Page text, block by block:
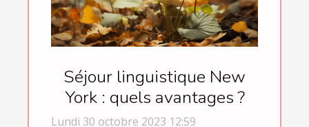
Séjour linguistique New
York : quels avantages ?
Lundi 30 octobre 2023 12:59